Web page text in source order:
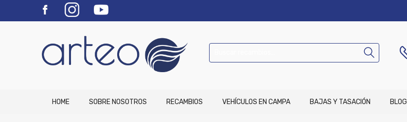
HOME SOBRE NOSOTROS RECAMBIOS VEHÍCULOS EN CAMPA BAJAS Y TASACIÓN BLOG